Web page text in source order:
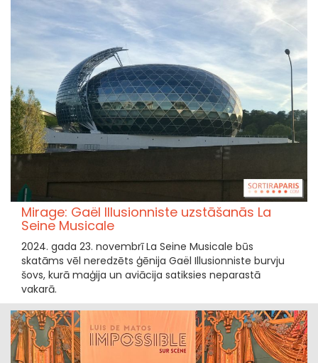
Mirage: Gaël Illusionniste uzstāšanās La
Seine Musicale
2024. gada 23. novembrī La Seine Musicale būs
skatāms vēl neredzēts ģēnija Gaël Illusionniste burvju
šovs, kurā maģija un aviācija satiksies neparastā
vakarā.